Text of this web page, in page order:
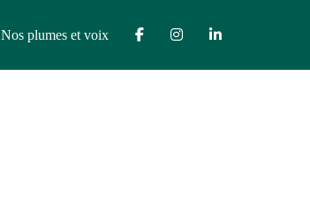
Nos plumes et voix